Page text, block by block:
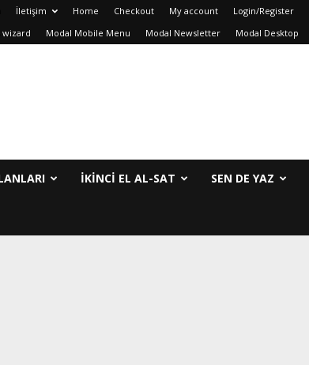
İletişim Home Checkout My account Login/Register
wizard Modal Mobile Menu Modal Newsletter Modal Desktop
IKINCI EL AL-SAT SEN DE YAZ